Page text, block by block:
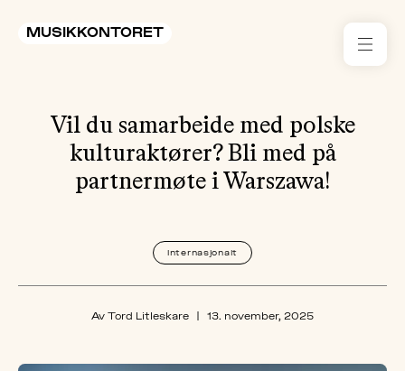
MUSIKKONTORET
Vil du samarbeide med polske
kulturaktører? Bli med på
partnermøte i Warszawa!
Internasjonalt
Av Tord Litleskare 13. november, 2025